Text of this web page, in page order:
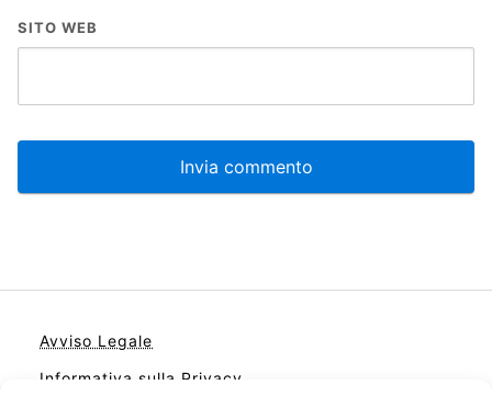
SITO WEB
Avviso Legale
Informativa sulla Privacy